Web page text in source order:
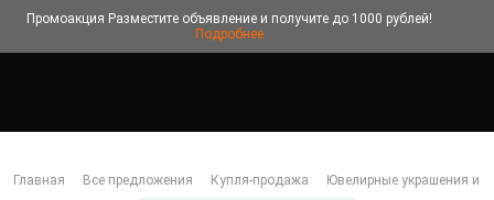
Промоакция Разместите объявление и получите до 1000 рублей!
Подробнее
Главная Все предложения Купля-продажа Ювелирные украшения и